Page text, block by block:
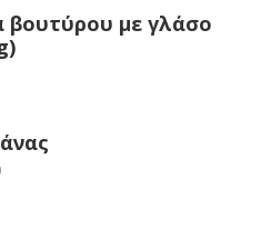
βουτύρου με γλάσο